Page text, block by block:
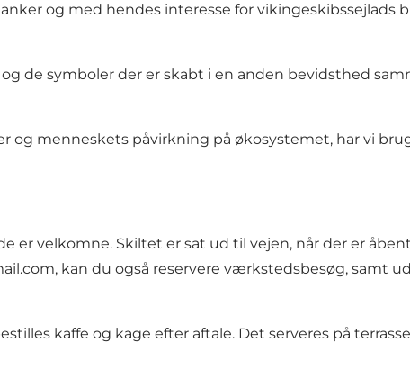
og med hendes interesse for
de symboler der er skabt i en anden bevidsthed
og menneskets påvirkning på økosystemet, har vi
er velkomne. Skiltet er sat ud til vejen, når der er
, kan du også reservere værkstedsbesøg, samt
kaffe og kage efter aftale. Det serveres på